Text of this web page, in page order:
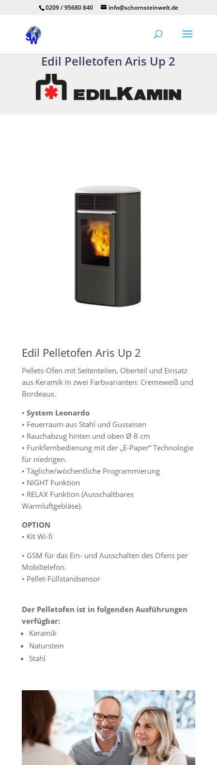
0209 / 95680 840 info@schornsteinwelt.de
Edil Pelletofen Aris Up 2
Edil Pelletofen Aris Up 2
Pellets-Ofen mit Seitenteilen, Oberteil und Einsatz
aus Keramik in zwei Farbvarianten: Cremeweiß und
Bordeaux.
• System Leonardo
• Feuerraum aus Stahl und Gusseisen
• Rauchabzug hinten und oben Ø 8 cm
• Funkfernbedienung mit der „E-Paper“ Technologie
für niedrigen.
• Tägliche/wöchentliche Programmierung
• NIGHT Funktion
• RELAX Funktion (Ausschaltbares
Warmluftgebläse).
OPTION
• Kit Wi-fi
• GSM für das Ein- und Ausschalten des Ofens per
Mobiltelefon.
• Pellet-Füllstandsensor
Der Pelletofen ist in folgenden Ausführungen
verfügbar:
Keramik
Naturstein
Stahl